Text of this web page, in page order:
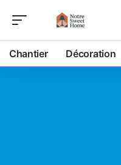
Chantier Décoration